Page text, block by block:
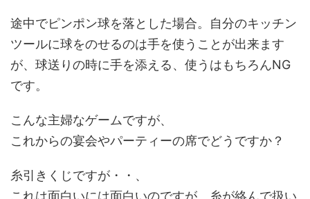
途中でピンポン球を落とした場合。自分のキッチン
ツールに球をのせるのは手を使うことが出来ます
が、球送りの時に手を添える、使うはもちろんNG
です。
こんな主婦なゲームですが、
これからの宴会やパーティーの席でどうですか？
糸引きくじですが・・、
これは面白いには面白いのですが、糸が絡んで扱い